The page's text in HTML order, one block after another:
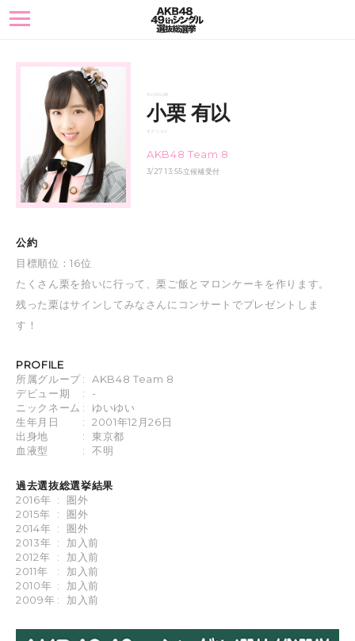
toggle
navigation
YUI OGURI
小栗 有以
オグリ ユイ
AKB48 Team 8
3/27 13:55立候補受付
公約
目標順位：16位
たくさん栗を拾いに行って、栗ご飯とマロンケーキを作ります。
残った栗はサインしてみなさんにコンサートでプレゼントしま
す！
PROFILE
所属グループ:
AKB48 Team 8
デビュー期
:
-
ニックネーム :
ゆいゆい
生年月日
:
2001年12月26日
出身地
:
東京都
血液型
: 不明
過去選抜総選挙結果
2016年 :
圏外
2015年
:
圏外
2014年 :
圏外
2013年 :
加入前
2012年
:
加入前
2011年
:
加入前
2010年 :
加入前
2009年 : 加入前